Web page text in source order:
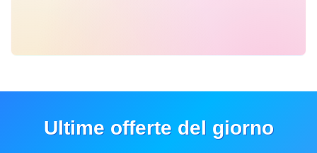
Ultime offerte del giorno